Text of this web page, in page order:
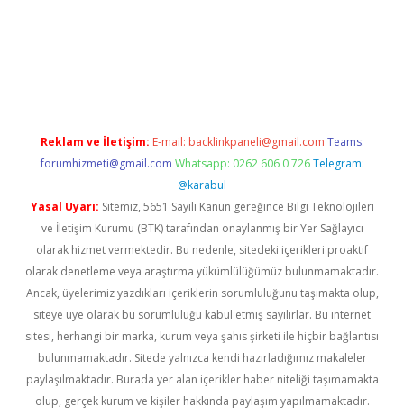
Reklam ve İletişim: E-mail: backlinkpaneli@gmail.com Teams:
forumhizmeti@gmail.com Whatsapp: 0262 606 0 726 Telegram:
@karabul
Yasal Uyarı: Sitemiz, 5651 Sayılı Kanun gereğince Bilgi Teknolojileri
ve İletişim Kurumu (BTK) tarafından onaylanmış bir Yer Sağlayıcı
olarak hizmet vermektedir. Bu nedenle, sitedeki içerikleri proaktif
olarak denetleme veya araştırma yükümlülüğümüz bulunmamaktadır.
Ancak, üyelerimiz yazdıkları içeriklerin sorumluluğunu taşımakta olup,
siteye üye olarak bu sorumluluğu kabul etmiş sayılırlar. Bu internet
sitesi, herhangi bir marka, kurum veya şahıs şirketi ile hiçbir bağlantısı
bulunmamaktadır. Sitede yalnızca kendi hazırladığımız makaleler
paylaşılmaktadır. Burada yer alan içerikler haber niteliği taşımamakta
olup, gerçek kurum ve kişiler hakkında paylaşım yapılmamaktadır.